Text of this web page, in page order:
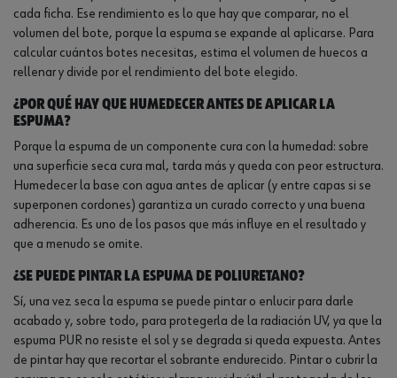
cada ficha. Ese rendimiento es lo que hay que comparar, no el
volumen del bote, porque la espuma se expande al aplicarse. Para
calcular cuántos botes necesitas, estima el volumen de huecos a
rellenar y divide por el rendimiento del bote elegido.
¿Por qué hay que humedecer antes de aplicar la
espuma?
Porque la espuma de un componente cura con la humedad: sobre
una superficie seca cura mal, tarda más y queda con peor estructura.
Humedecer la base con agua antes de aplicar (y entre capas si se
superponen cordones) garantiza un curado correcto y una buena
adherencia. Es uno de los pasos que más influye en el resultado y
que a menudo se omite.
¿Se puede pintar la espuma de poliuretano?
Sí, una vez seca la espuma se puede pintar o enlucir para darle
acabado y, sobre todo, para protegerla de la radiación UV, ya que la
espuma PUR no resiste el sol y se degrada si queda expuesta. Antes
de pintar hay que recortar el sobrante endurecido. Pintar o cubrir la